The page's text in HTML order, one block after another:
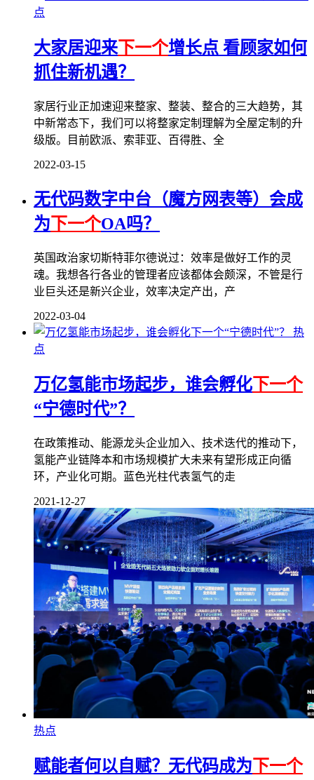
点
大家居迎来 下一个增长点 看顾家如何
抓住新机遇？
家居行业正加速迎来整家、整装、整合的三大趋势，其
中新常态下，我们可以将整家定制理解为全屋定制的升
级版。目前欧派、索菲亚、百得胜、全
2022-03-15
无代码数字中台（魔方网表等）会成
为下一个OA吗？
英国政治家切斯特菲尔德说过：效率是做好工作的灵
魂。我想各行各业的管理者应该都体会颇深，不管是行
业巨头还是新兴企业，效率决定产出，产
2022-03-04
热
点
万亿氢能市场起步，谁会孵化下一个
“宁德时代”？
在政策推动、能源龙头企业加入、技术迭代的推动下，
氢能产业链降本和市场规模扩大未来有望形成正向循
环，产业化可期。蓝色光柱代表氢气的走
2021-12-27
热点
赋能者何以自赋？无代码成为下一个